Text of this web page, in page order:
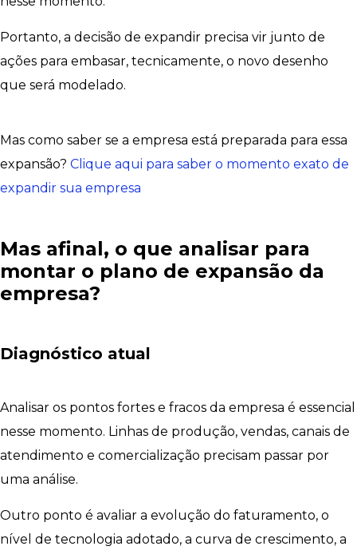
Portanto, a decisão de expandir precisa vir junto de
ações para embasar, tecnicamente, o novo desenho
que será modelado.
Mas como saber se a empresa está preparada para essa
expansão? Clique aqui para saber o momento exato de
expandir sua empresa
Mas afinal, o que analisar para
montar o plano de expansão da
empresa?
Diagnóstico atual
Analisar os pontos fortes e fracos da empresa é essencial
nesse momento. Linhas de produção, vendas, canais de
atendimento e comercialização precisam passar por
uma análise.
Outro ponto é avaliar a evolução do faturamento, o
nível de tecnologia adotado, a curva de crescimento, a